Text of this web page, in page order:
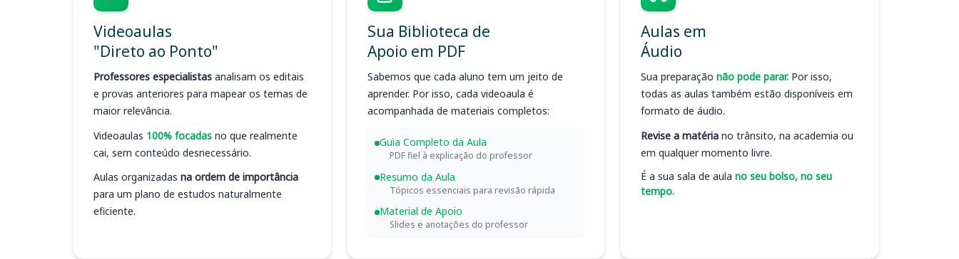
Videoaulas
"Direto ao Ponto"
Professores especialistas analisam os editais
e provas anteriores para mapear os temas de
maior relevância.
Videoaulas 100% focadas no que realmente
cai, sem conteúdo desnecessário.
Aulas organizadas na ordem de importância
para um plano de estudos naturalmente
eficiente.
Sua Biblioteca de
Apoio em PDF
Sabemos que cada aluno tem um jeito de
aprender. Por isso, cada videoaula é
acompanhada de materiais completos:
Guia Completo da Aula
PDF fiel à explicação do professor
Resumo da Aula
Tópicos essenciais para revisão rápida
Material de Apoio
Slides e anotações do professor
Aulas em
Áudio
Sua preparação não pode parar. Por isso,
todas as aulas também estão disponíveis em
formato de áudio.
Revise a matéria no trânsito, na academia ou
em qualquer momento livre.
É a sua sala de aula no seu bolso, no seu
tempo.